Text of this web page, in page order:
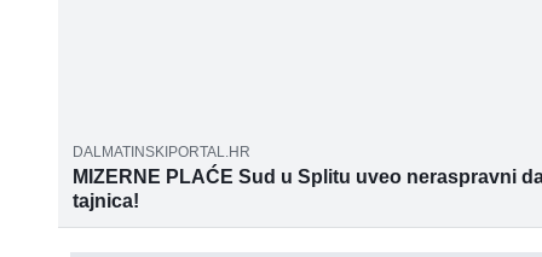
DALMATINSKIPORTAL.HR
MIZERNE PLAĆE Sud u Splitu uveo neraspravni
tajnica!
Na bolovanju tajnice mogu dobiti i 100 posto plaće